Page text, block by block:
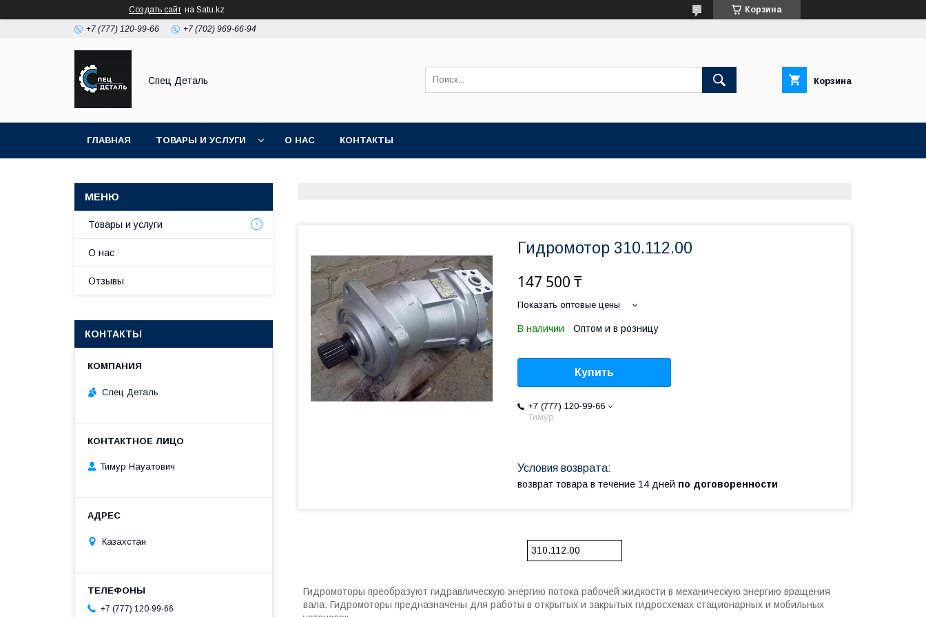
Создать сайт на Satu.kz Корзина
+7 (777) 120-99-66 +7 (702) 969-66-94
Спец Деталь Корзина
ГЛАВНАЯ ТОВАРЫ И УСЛУГИ О НАС КОНТАКТЫ
Гидромотор 310.112.00
147 500 ₸
Показать оптовые цены
В наличии Оптом и в розницу
Купить
+7 (777) 120-99-66
Тимур
возврат товара в течение 14 дней по договоренности
310.112.00
Гидромоторы преобразуют гидравлическую энергию потока рабочей жидкости в механическую энергию вращения
вала. Гидромоторы предназначены для работы в открытых и закрытых гидросхемах стационарных и мобильных
Товары и услуги
О нас
Отзывы
КОНТАКТЫ
Спец Деталь
Тимур Науатович
Казахстан
+7 (777) 120-99-66